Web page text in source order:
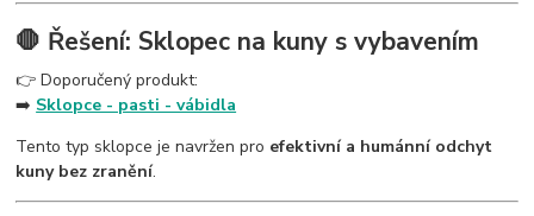
🛑 Řešení: Sklopec na kuny s vybavením
👉 Doporučený produkt:
➡️ Sklopce - pasti - vábidla
Tento typ sklopce je navržen pro efektivní a humánní odchyt
kuny bez zranění.